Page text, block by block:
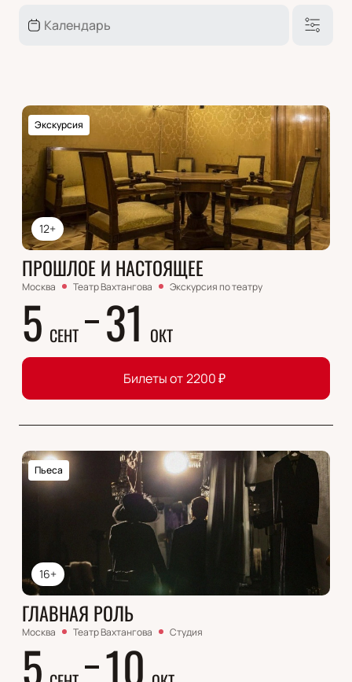
12+
Экскурсия
ПРОШЛОЕ И НАСТОЯЩЕЕ
Москва Театр Вахтангова Экскурсия по театру
5 СЕНТ 31 ОКТ
Билеты от2200₽
16+
Пьеса
ГЛАВНАЯ РОЛЬ
Москва Театр Вахтангова Студия
5 10